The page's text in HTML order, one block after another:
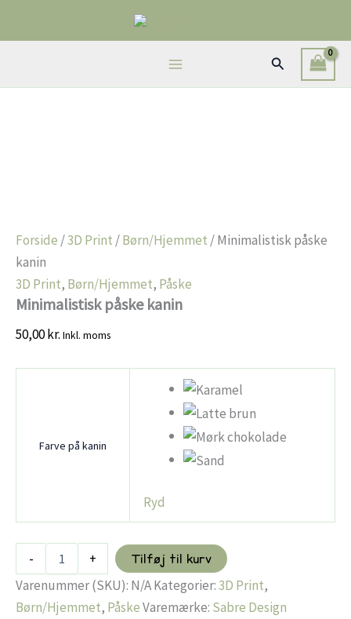
Søg
Forside /3D Print /Børn/Hjemmet / Minimalistisk påske
kanin
3D Print, Børn/Hjemmet, Påske
Minimalistisk påske kanin
50,00kr. Inkl. moms
Farve på kanin
Ryd
-
påske
kanin
+
Tilføj til kurv
Varenummer (SKU): N/AKategorier:3D Print,
Børn/Hjemmet, PåskeVaremærke: Sabre Design